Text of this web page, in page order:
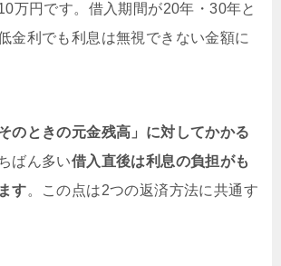
万円です。借入期間が20年・30年と
金利でも利息は無視できない金額に
のときの元金残高」に対してかかる
ばん多い借入直後は利息の負担がも
す。この点は2つの返済方法に共通す